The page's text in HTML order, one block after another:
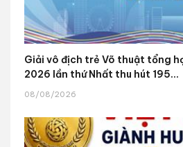
Giải vô địch trẻ Võ thuật tổng
2026 lần thứ Nhất thu hút 195...
08/08/2026